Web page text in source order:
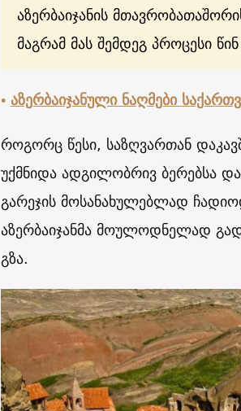
აზერბაიჯანის
მაგრამ მას შემდეგ პროცესი
•აზერბაიჯანული ნაღმები
როგორც წესი, საზღვართან
უქმნიდა ადგილობრივ ბერებსა
გარეჯის მოსანახულებლად
აზერბაიჯანმა მოულოდნელად
გზა.